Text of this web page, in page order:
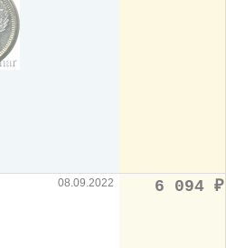
08.09.2022 6 094 ₽